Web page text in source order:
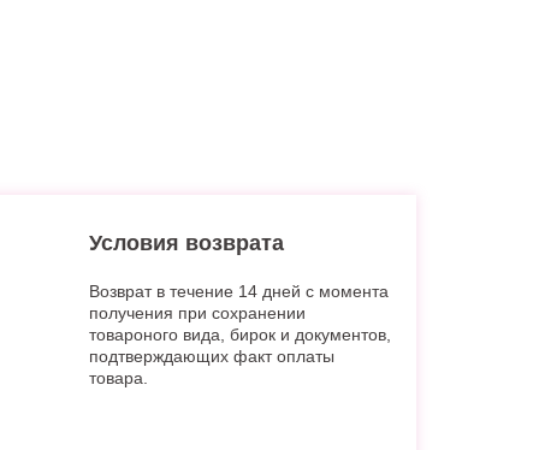
Условия возврата
Возврат в течение 14 дней с момента
получения при сохранении
товароного вида, бирок и документов,
подтверждающих факт оплаты
товара.